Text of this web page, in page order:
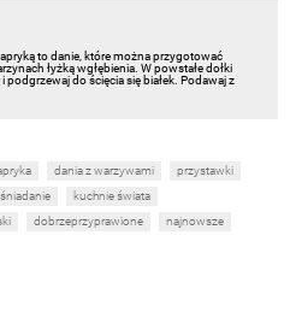
to danie, które można przygotować
łyżką wgłębienia. W powstałe dołki
podgrzewaj do ścięcia się białek. Podawaj z
dania z warzywami
przystawki
śniadanie
kuchnie świata
dobrzeprzyprawione
najnowsze